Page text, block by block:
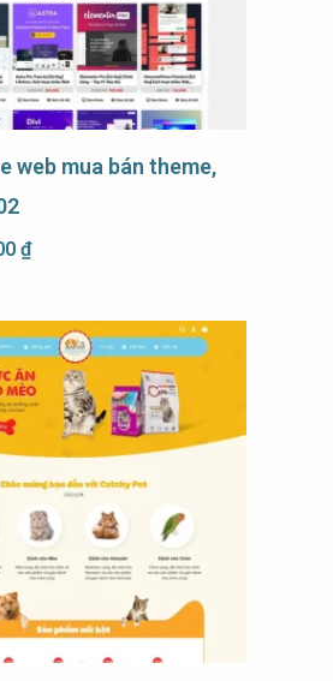
web mua bán theme,
₫